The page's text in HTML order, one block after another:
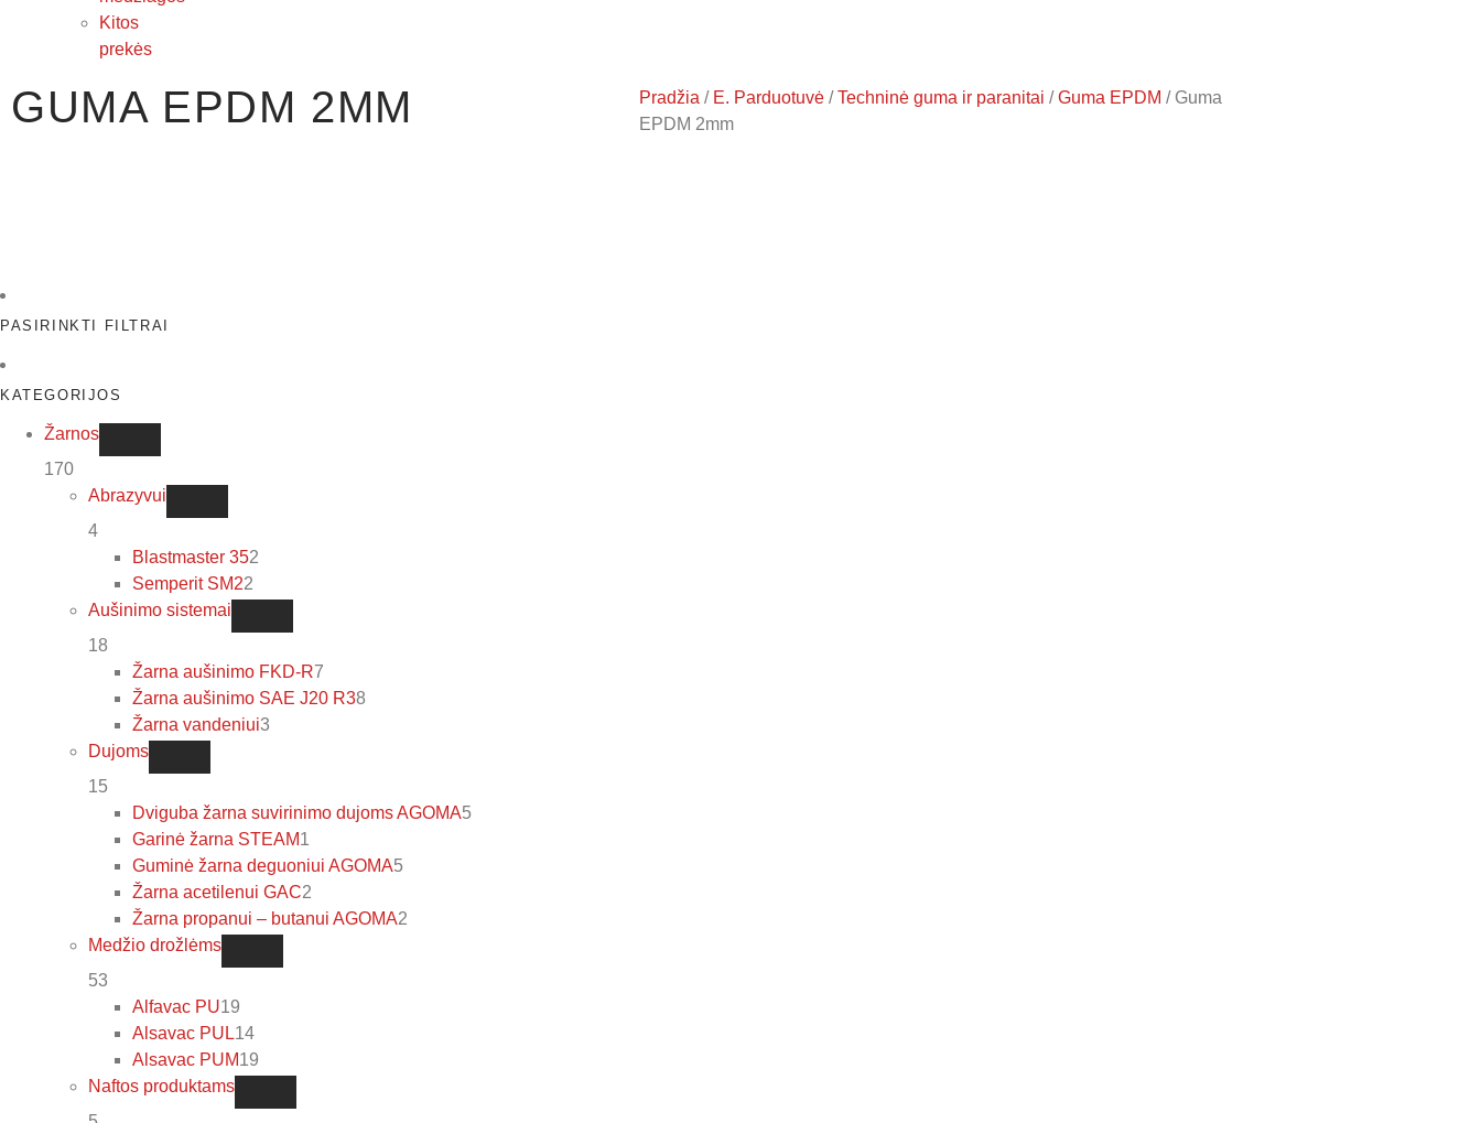
Kitos
prekės
GUMA EPDM 2MM Pradžia / E. Parduotuvė /Techninė guma ir paranitai /Guma EPDM / Guma
EPDM 2mm
PASIRINKTI FILTRAI
KATEGORIJOS
Žarnos
170
Abrazyvui
4
Blastmaster 352
Semperit SM22
Aušinimo sistemai
18
Žarna aušinimo FKD-R7
Žarna aušinimo SAE J20 R38
Žarna vandeniui3
Dujoms
15
Dviguba žarna suvirinimo dujoms AGOMA5
Garinė žarna STEAM1
Guminė žarna deguoniui AGOMA5
Žarna acetilenui GAC2
Žarna propanui – butanui AGOMA2
Medžio drožlėms
53
Alfavac PU19
Alsavac PUL14
Alsavac PUM19
Naftos produktams